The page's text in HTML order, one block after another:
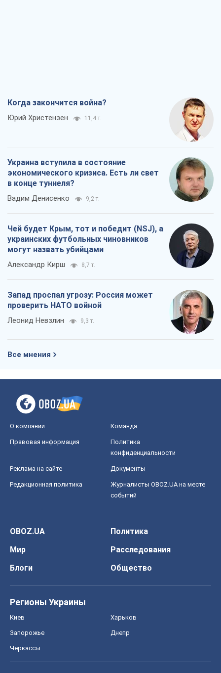
Когда закончится война?
Юрий Христензен 11,4 т.
Украина вступила в состояние
экономического кризиса. Есть ли свет
в конце туннеля?
Вадим Денисенко 9,2 т.
Чей будет Крым, тот и победит (NSJ), а
украинских футбольных чиновников
могут назвать убийцами
Александр Кирш 8,7 т.
Запад проспал угрозу: Россия может
проверить НАТО войной
Леонид Невзлин 9,3 т.
Все мнения
О компании Команда
Правовая информация
Политика
конфиденциальности
Реклама на сайте Документы
Редакционная политика
Журналисты OBOZ.UA на месте
событий
OBOZ.UA
Политика
Мир
Расследования
Блоги
Общество
Регионы Украины
Киев Харьков
Запорожье Днепр
Черкассы